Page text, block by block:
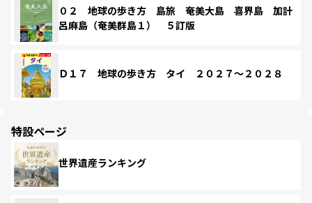
０２ 地球の歩き方 島旅 奄美大島 喜界島 加計
呂麻島（奄美群島１） ５訂版
Ｄ１７ 地球の歩き方 タイ ２０２７～２０２８
特設ページ
世界遺産ランキング